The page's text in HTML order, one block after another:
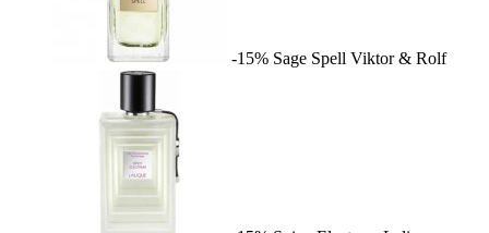
-15% Sage Spell Viktor & Rolf